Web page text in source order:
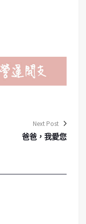
Next Post
爸爸，我愛您